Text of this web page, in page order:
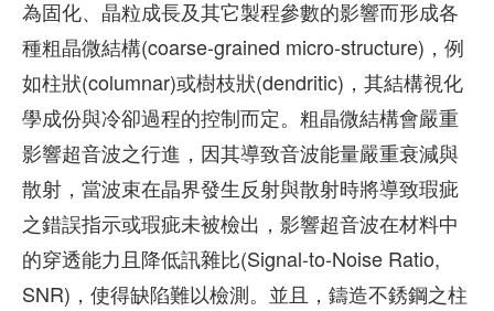
為固化、晶粒成長及其它製程參數的影響而形成各
種粗晶微結構(coarse-grained micro-structure)，例
如柱狀(columnar)或樹枝狀(dendritic)，其結構視化
學成份與冷卻過程的控制而定。粗晶微結構會嚴重
影響超音波之行進，因其導致音波能量嚴重衰減與
散射，當波束在晶界發生反射與散射時將導致瑕疵
之錯誤指示或瑕疵未被檢出，影響超音波在材料中
的穿透能力且降低訊雜比(Signal-to-Noise Ratio,
SNR)，使得缺陷難以檢測。並且，鑄造不銹鋼之柱